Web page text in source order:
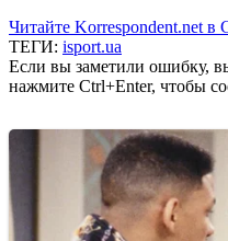
Читайте Korrespondent.net в
ТЕГИ: isport.ua
Если вы заметили ошибку,
нажмите Ctrl+Enter, чтобы